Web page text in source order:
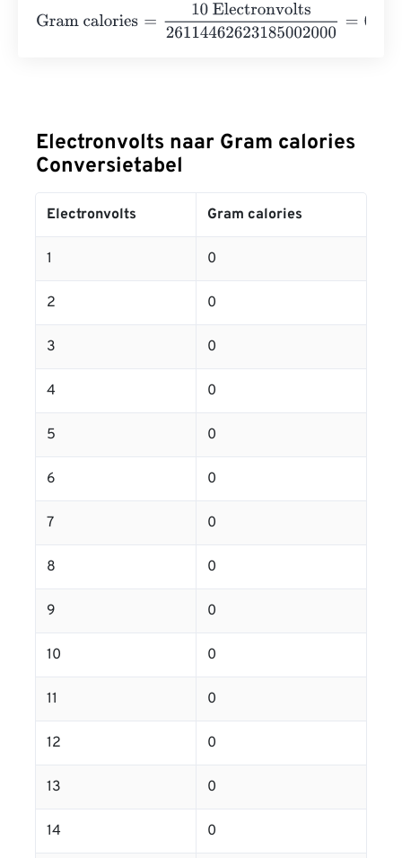
Gram calories
10 Electronvolts
Electronvolts naar Gram calories
Conversietabel
Electronvolts Gram calories
1 0
2 0
3 0
4 0
5 0
6 0
7 0
8 0
9 0
10 0
11 0
12 0
13 0
14 0